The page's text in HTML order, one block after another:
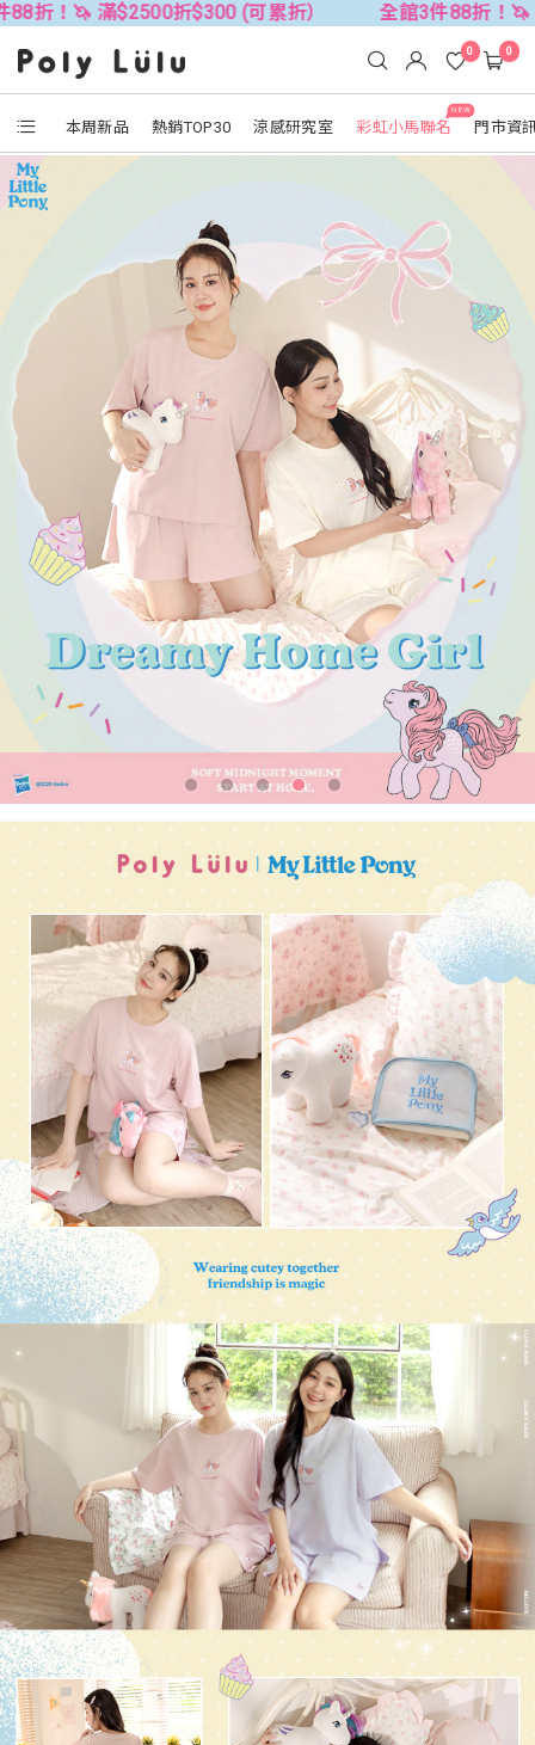
$2500折$300 (可累折） 全館3件88折！🦄 滿$2500折
本周新品 熱銷TOP30 涼感研究室
NEW
彩虹小馬聯名 門市資
0 0